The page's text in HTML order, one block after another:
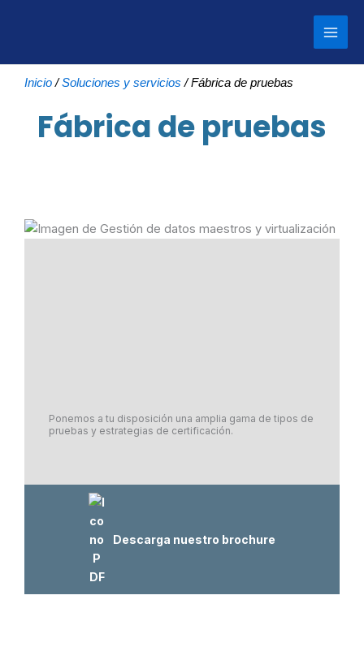
Inicio/Soluciones y servicios /Fábrica de pruebas
Fábrica de pruebas
Ponemos a tu disposición una amplia gama de tipos de
pruebas y estrategias de certificación.
Descarga nuestro brochure